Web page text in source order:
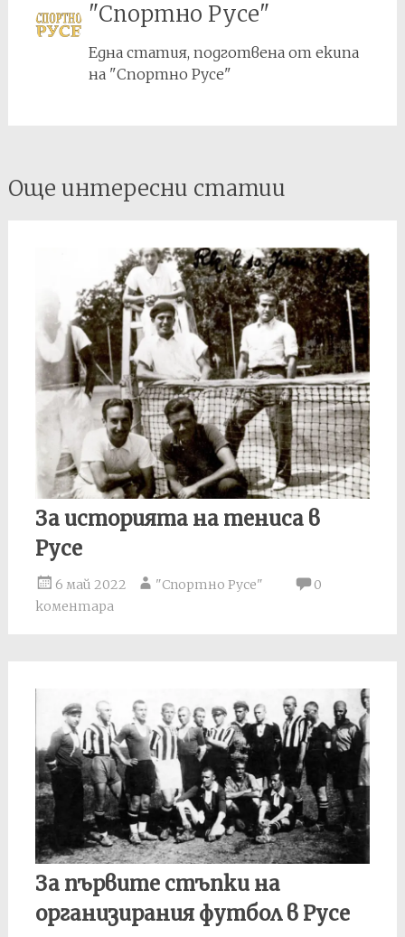
"Спортно Русе"
Една статия, подготвена от екипа
на "Спортно Русе"
Post
navigation
Още интересни статии
За историята на тениса в
Русе
6 май 2022 "Спортно Русе"
0
коментара
За първите стъпки на
организирания футбол в Русе